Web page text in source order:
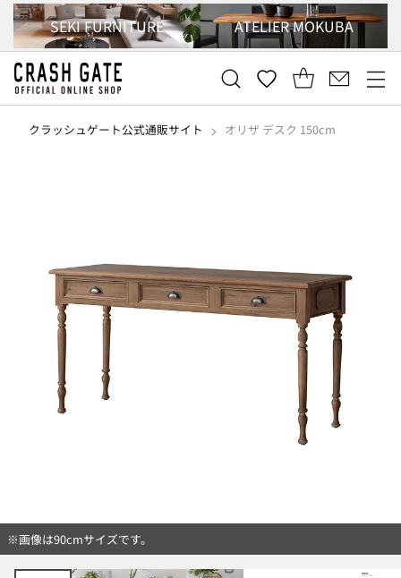
SEKI FURNITURE ATELIER MOKUBA
クラッシュゲート公式通販サイト オリザ デスク 150cm
※画像は90cmサイズです。